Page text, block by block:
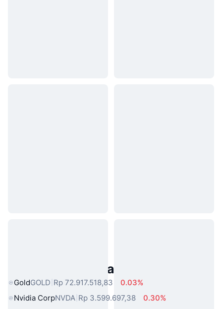
Aset Dunia Nyata Populer
GoldGOLD Rp 72.917.518,83
0.03%
Nvidia CorpNVDA Rp 3.599.697,38
0.30%